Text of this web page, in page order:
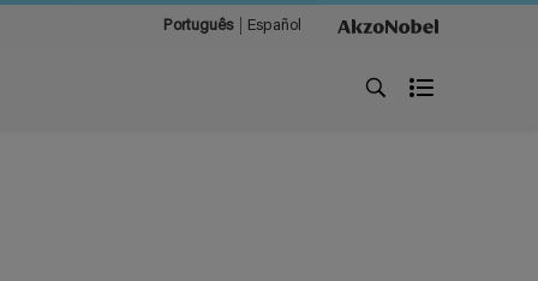
Português Español